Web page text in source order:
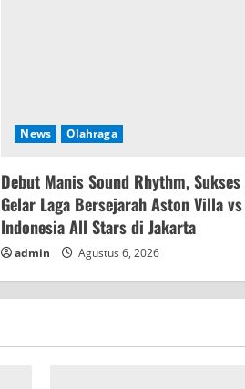
News Olahraga
Debut Manis Sound Rhythm, Sukses
Gelar Laga Bersejarah Aston Villa vs
Indonesia All Stars di Jakarta
admin Agustus 6, 2026